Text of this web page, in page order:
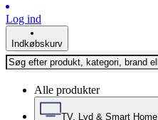
Log ind
Indkøbskurv
Alle produkter
TV, Lyd & Smart Home